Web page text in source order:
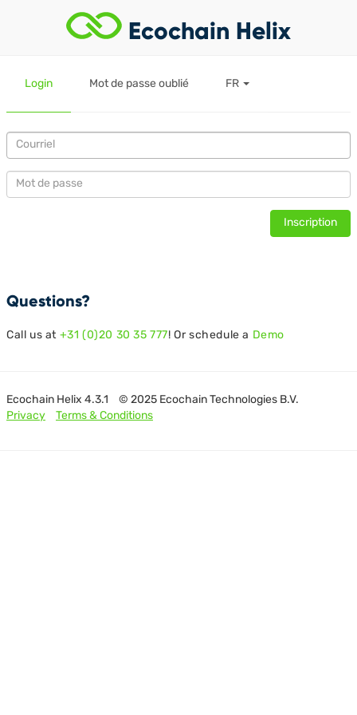
Ecochain Helix
Login Mot de passe oublié FR
Questions?
Call us at +31 (0)20 30 35 777! Or schedule a Demo
Ecochain Helix 4.3.1
© 2025 Ecochain Technologies B.V.
Privacy
Terms & Conditions